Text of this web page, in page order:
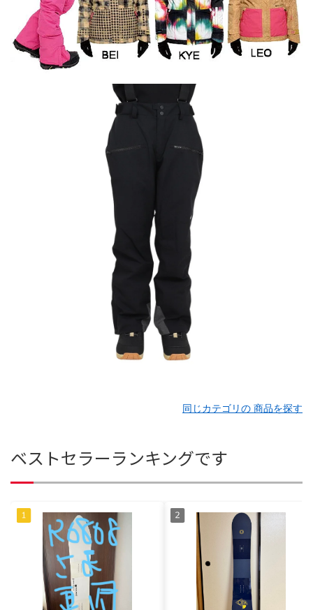
同じカテゴリの 商品を探す
ベストセラーランキングです